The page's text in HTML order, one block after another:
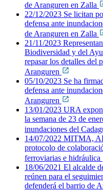
de Aranguren en Zalla
22/12/2023 Se licitan
defensa ante
de Aranguren en Zalla
21/11/2023
Biodiversidad y del
repasar los detalles del
Aranguren
05/10/2023 Se ha
defensa ante
Aranguren
13/01/2023 URA
la semana de 23 de
inundaciones del
14/07/2022 MITMA,
protocolo de
ferroviarias e hidráulica
18/06/2021 El alcalde
reúnen para el
defenderá el barrio de